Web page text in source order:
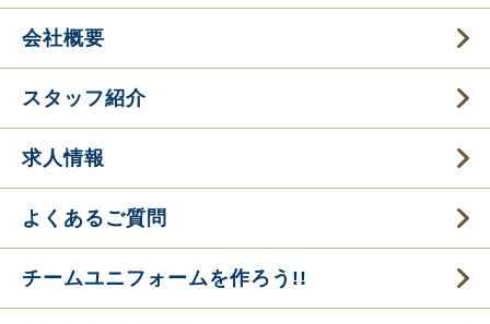
会社概要
スタッフ紹介
求人情報
よくあるご質問
チームユニフォームを作ろう!!